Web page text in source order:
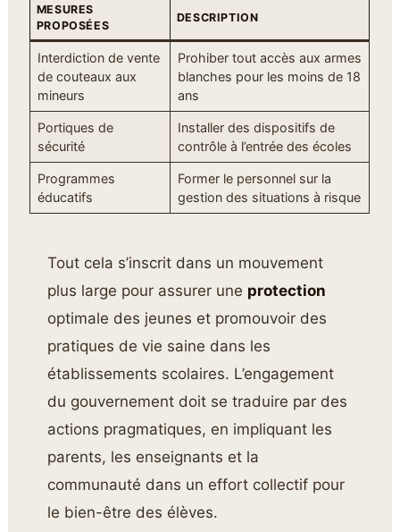
MESURES
PROPOSÉES
DESCRIPTION
Interdiction de vente
de couteaux aux
mineurs
Prohiber tout accès aux armes
blanches pour les moins de 18
ans
Portiques de
sécurité
Installer des dispositifs de
contrôle à l’entrée des écoles
Programmes
éducatifs
Former le personnel sur la
gestion des situations à risque
Tout cela s’inscrit dans un mouvement
plus large pour assurer une protection
optimale des jeunes et promouvoir des
pratiques de vie saine dans les
établissements scolaires. L’engagement
du gouvernement doit se traduire par des
actions pragmatiques, en impliquant les
parents, les enseignants et la
communauté dans un effort collectif pour
le bien-être des élèves.